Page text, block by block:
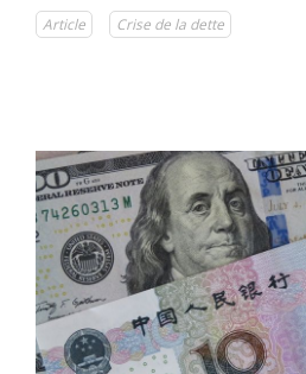
Article Crise de la dette